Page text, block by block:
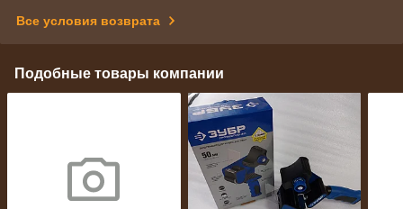
Все условия возврата
Подобные товары компании